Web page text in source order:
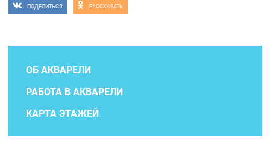
ПОДЕЛИТЬСЯ РАССКАЗАТЬ
ОБ АКВАРЕЛИ
РАБОТА В АКВАРЕЛИ
КАРТА ЭТАЖЕЙ